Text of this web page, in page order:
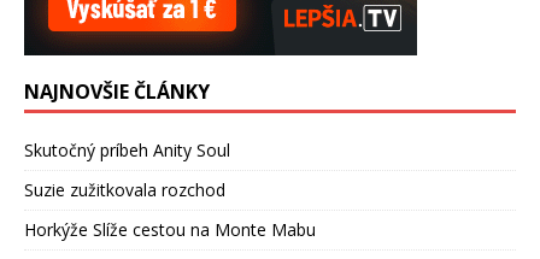
NAJNOVŠIE ČLÁNKY
Skutočný príbeh Anity Soul
Suzie zužitkovala rozchod
Horkýže Slíže cestou na Monte Mabu